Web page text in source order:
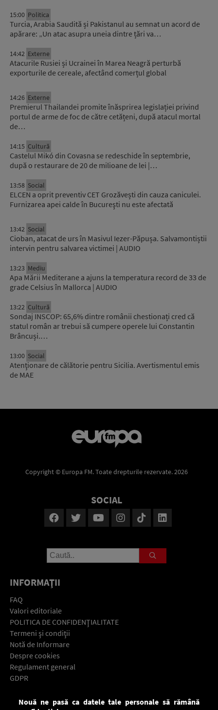
15:00 Politica
Turcia, Arabia Saudită și Pakistanul au semnat un acord de
apărare: „Un atac asupra uneia dintre țări va…
14:42 Externe
Atacurile Rusiei și Ucrainei în Marea Neagră perturbă
exporturile de cereale, afectând comerțul global
14:26 Externe
Premierul Thailandei promite înăsprirea legislației privind
portul de arme de foc de către cetățeni, după atacul mortal
de…
14:15 Cultură
Castelul Mikó din Covasna se redeschide în septembrie,
după o restaurare de 20 de milioane de lei |…
13:58 Social
ELCEN a oprit preventiv CET Grozăvești din cauza caniculei.
Furnizarea apei calde în Bucureşti nu este afectată
13:42 Social
Cioban, atacat de urs în Masivul Iezer-Păpușa. Salvamontiștii
intervin pentru salvarea victimei | AUDIO
13:23 Mediu
Apa Mării Mediterane a ajuns la temperatura record de 33 de
grade Celsius în Mallorca | AUDIO
13:22 Cultură
Sondaj INSCOP: 65,6% dintre românii chestionați cred că
statul român ar trebui să cumpere operele lui Constantin
Brâncuși.…
13:00 Social
Atenţionare de călătorie pentru Sicilia. Avertismentul emis
de MAE
Copyright © Europa FM. Toate drepturile rezervate. 2026
SOCIAL
INFORMAŢII
FAQ
Valori editoriale
POLITICA DE CONFIDENŢIALITATE
Termeni şi condiţii
Notă de Informare
Despre cookies
Regulament general
GDPR
Descarcă gratuit aplicaţia Europa FM pentru smartphone:
Nouă ne pasă ca datele tale personale să rămână